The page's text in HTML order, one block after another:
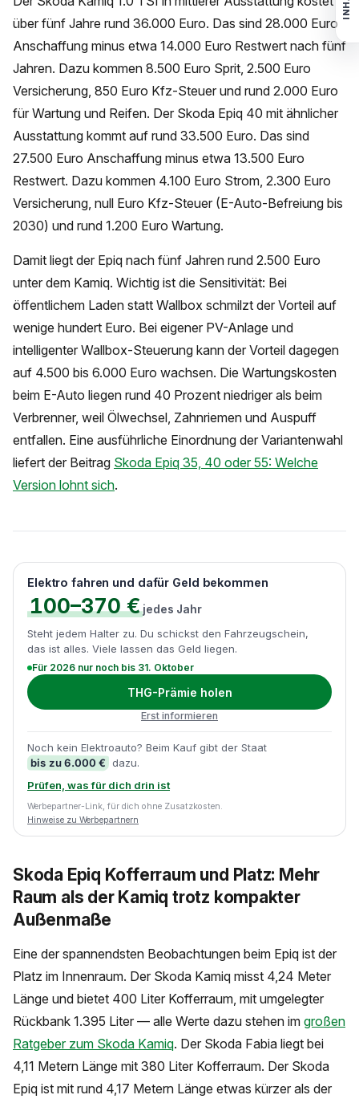
über fünf Jahre rund 36.000 Euro. Das sind 28.000 Euro
Anschaffung minus etwa 14.000 Euro Restwert nach fünf
Jahren. Dazu kommen 8.500 Euro Sprit, 2.500 Euro
Versicherung, 850 Euro Kfz-Steuer und rund 2.000 Euro
für Wartung und Reifen. Der Skoda Epiq 40 mit ähnlicher
Ausstattung kommt auf rund 33.500 Euro. Das sind
27.500 Euro Anschaffung minus etwa 13.500 Euro
Restwert. Dazu kommen 4.100 Euro Strom, 2.300 Euro
Versicherung, null Euro Kfz-Steuer (E-Auto-Befreiung bis
2030) und rund 1.200 Euro Wartung.
Damit liegt der Epiq nach fünf Jahren rund 2.500 Euro
unter dem Kamiq. Wichtig ist die Sensitivität: Bei
öffentlichem Laden statt Wallbox schmilzt der Vorteil auf
wenige hundert Euro. Bei eigener PV-Anlage und
intelligenter Wallbox-Steuerung kann der Vorteil dagegen
auf 4.500 bis 6.000 Euro wachsen. Die Wartungskosten
beim E-Auto liegen rund 40 Prozent niedriger als beim
Verbrenner, weil Ölwechsel, Zahnriemen und Auspuff
entfallen. Eine ausführliche Einordnung der Variantenwahl
liefert der Beitrag Skoda Epiq 35, 40 oder 55: Welche
Version lohnt sich.
Elektro fahren und dafür Geld bekommen
100–370 € jedes Jahr
Steht jedem Halter zu. Du schickst den Fahrzeugschein,
das ist alles. Viele lassen das Geld liegen.
Für 2026 nur noch bis 31. Oktober
THG-Prämie holen
Erst informieren
Noch kein Elektroauto? Beim Kauf gibt der Staat
bis zu 6.000 € dazu.
Prüfen, was für dich drin ist
Werbepartner-Link, für dich ohne Zusatzkosten.
Hinweise zu Werbepartnern
Skoda Epiq Kofferraum und Platz: Mehr
Raum als der Kamiq trotz kompakter
Außenmaße
Eine der spannendsten Beobachtungen beim Epiq ist der
Platz im Innenraum. Der Skoda Kamiq misst 4,24 Meter
Länge und bietet 400 Liter Kofferraum, mit umgelegter
Rückbank 1.395 Liter — alle Werte dazu stehen im großen
Ratgeber zum Skoda Kamiq. Der Skoda Fabia liegt bei
4,11 Metern Länge mit 380 Liter Kofferraum. Der Skoda
Epiq ist mit rund 4,17 Metern Länge etwas kürzer als der